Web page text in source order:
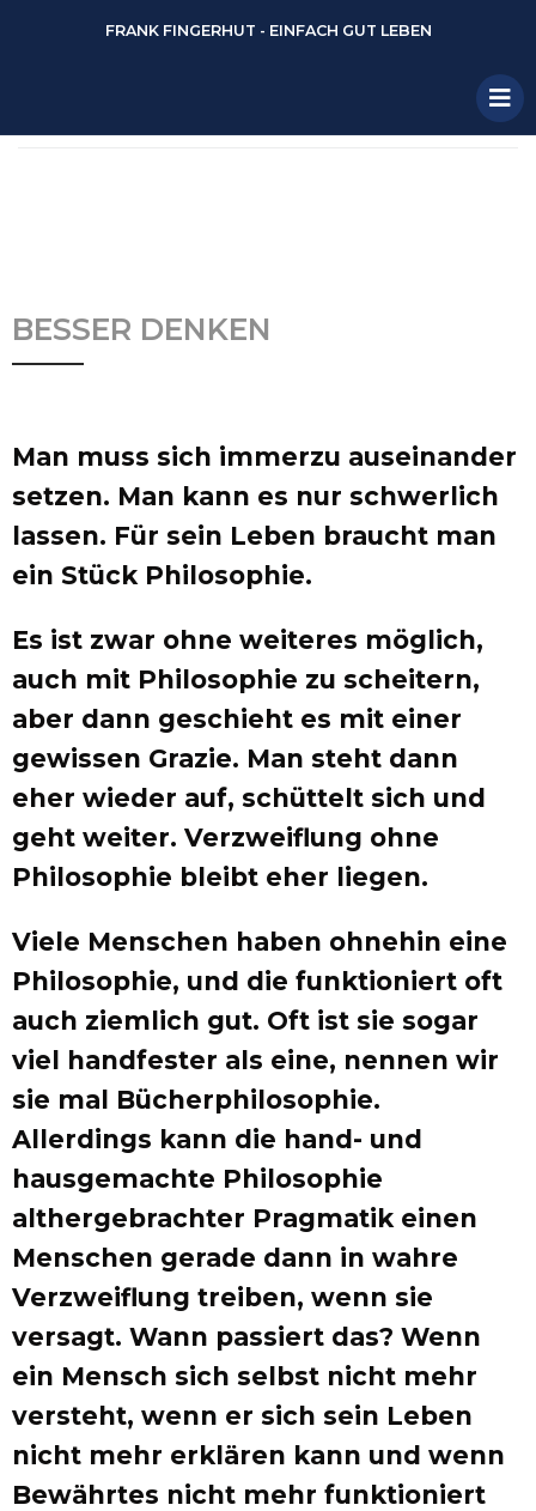
FRANK FINGERHUT - EINFACH GUT LEBEN
BESSER DENKEN
Man muss sich immerzu auseinander
setzen. Man kann es nur schwerlich
lassen. Für sein Leben braucht man
ein Stück Philosophie.
Es ist zwar ohne weiteres möglich,
auch mit Philosophie zu scheitern,
aber dann geschieht es mit einer
gewissen Grazie. Man steht dann
eher wieder auf, schüttelt sich und
geht weiter. Verzweiflung ohne
Philosophie bleibt eher liegen.
Viele Menschen haben ohnehin eine
Philosophie, und die funktioniert oft
auch ziemlich gut. Oft ist sie sogar
viel handfester als eine, nennen wir
sie mal Bücherphilosophie.
Allerdings kann die hand- und
hausgemachte Philosophie
althergebrachter Pragmatik einen
Menschen gerade dann in wahre
Verzweiflung treiben, wenn sie
versagt. Wann passiert das? Wenn
ein Mensch sich selbst nicht mehr
versteht, wenn er sich sein Leben
nicht mehr erklären kann und wenn
Bewährtes nicht mehr funktioniert